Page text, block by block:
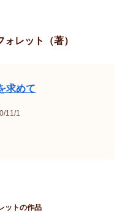
ォレット（著）
求めて
11/1
ットの作品